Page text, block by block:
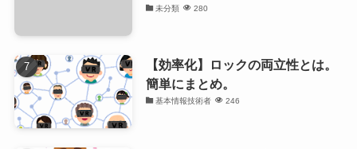
未分類 280
【効率化】ロックの両立性とは。
簡単にまとめ。
基本情報技術者 246